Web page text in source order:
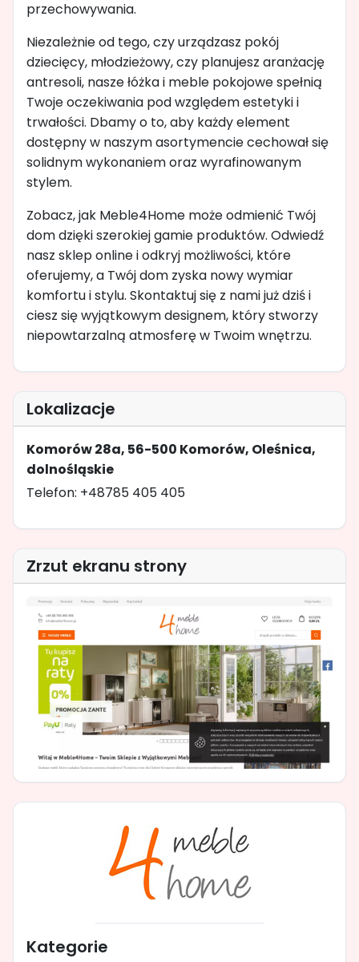
przechowywania.
Niezależnie od tego, czy urządzasz pokój
dziecięcy, młodzieżowy, czy planujesz aranżację
antresoli, nasze łóżka i meble pokojowe spełnią
Twoje oczekiwania pod względem estetyki i
trwałości. Dbamy o to, aby każdy element
dostępny w naszym asortymencie cechował się
solidnym wykonaniem oraz wyrafinowanym
stylem.
Zobacz, jak Meble4Home może odmienić Twój
dom dzięki szerokiej gamie produktów. Odwiedź
nasz sklep online i odkryj możliwości, które
oferujemy, a Twój dom zyska nowy wymiar
komfortu i stylu. Skontaktuj się z nami już dziś i
ciesz się wyjątkowym designem, który stworzy
niepowtarzalną atmosferę w Twoim wnętrzu.
Lokalizacje
Komorów 28a, 56-500 Komorów, Oleśnica,
dolnośląskie
Telefon: +48785 405 405
Zrzut ekranu strony
Kategorie